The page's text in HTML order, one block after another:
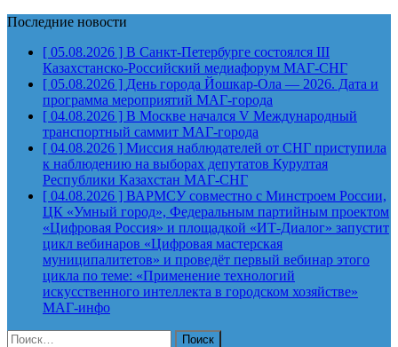
Последние новости
[ 05.08.2026 ] В Санкт-Петербурге состоялся III
Казахстанско-Российский медиафорум МАГ-СНГ
[ 05.08.2026 ] День города Йошкар-Ола — 2026. Дата и
программа мероприятий МАГ-города
[ 04.08.2026 ] В Москве начался V Международный
транспортный саммит МАГ-города
[ 04.08.2026 ] Миссия наблюдателей от СНГ приступила
к наблюдению на выборах депутатов Курултая
Республики Казахстан МАГ-СНГ
[ 04.08.2026 ] ВАРМСУ совместно с Минстроем России,
ЦК «Умный город», Федеральным партийным проектом
«Цифровая Россия» и площадкой «ИТ-Диалог» запустит
цикл вебинаров «Цифровая мастерская
муниципалитетов» и проведёт первый вебинар этого
цикла по теме: «Применение технологий
искусственного интеллекта в городском хозяйстве»
МАГ-инфо
Найти: